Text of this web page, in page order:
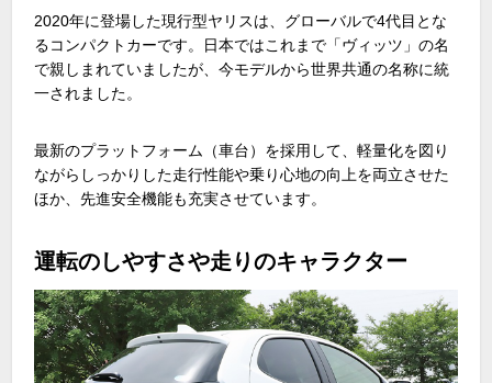
2020年に登場した現行型ヤリスは、グローバルで4代目とな
るコンパクトカーです。日本ではこれまで「ヴィッツ」の名
で親しまれていましたが、今モデルから世界共通の名称に統
一されました。
最新のプラットフォーム（車台）を採用して、軽量化を図り
ながらしっかりした走行性能や乗り心地の向上を両立させた
ほか、先進安全機能も充実させています。
運転のしやすさや走りのキャラクター